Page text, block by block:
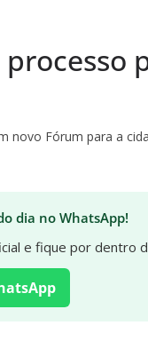
novo Fórum para a
dia no WhatsApp!
e fique por dentro